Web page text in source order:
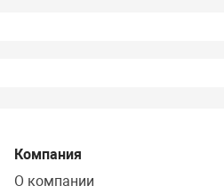
Компания
О компании